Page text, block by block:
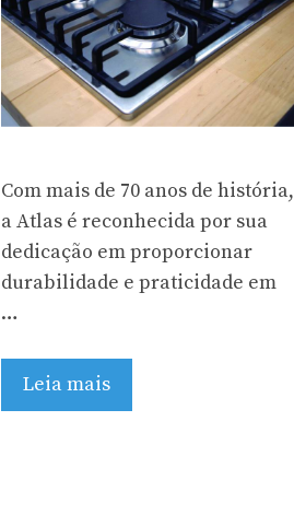
Com mais de 70 anos de história,
a Atlas é reconhecida por sua
dedicação em proporcionar
durabilidade e praticidade em
…
Leia mais